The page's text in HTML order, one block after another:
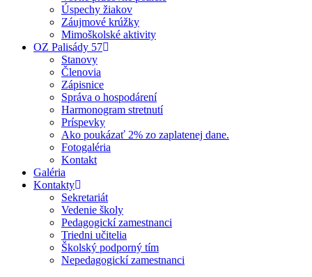
Úspechy žiakov
Záujmové krúžky
Mimoškolské aktivity
OZ Palisády 57
Stanovy
Členovia
Zápisnice
Správa o hospodárení
Harmonogram stretnutí
Príspevky
Ako poukázať 2% zo zaplatenej dane.
Fotogaléria
Kontakt
Galéria
Kontakty
Sekretariát
Vedenie školy
Pedagogickí zamestnanci
Triedni učitelia
Školský podporný tím
Nepedagogickí zamestnanci